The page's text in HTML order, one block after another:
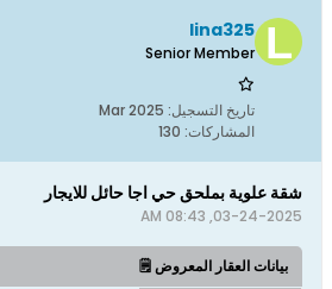
lina325
Senior Member
تاريخ التسجيل: Mar 2025
المشاركات: 130
شقة علوية بملحق حي اجا حائل للايجار
03-24-2025, 08:43 AM
بيانات العقار المعروض 🗒️